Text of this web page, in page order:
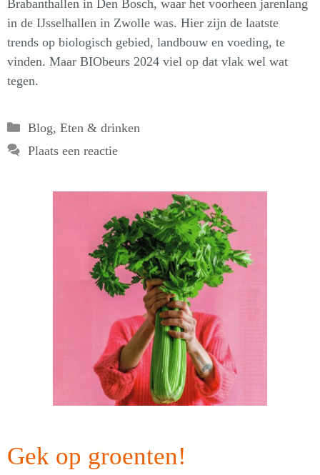
Brabanthallen in Den Bosch, waar het voorheen jarenlang
in de IJsselhallen in Zwolle was. Hier zijn de laatste
trends op biologisch gebied, landbouw en voeding, te
vinden. Maar BIObeurs 2024 viel op dat vlak wel wat
tegen.
Categorieën
Blog, Eten & drinken
Plaats een reactie
Gek op groenten!